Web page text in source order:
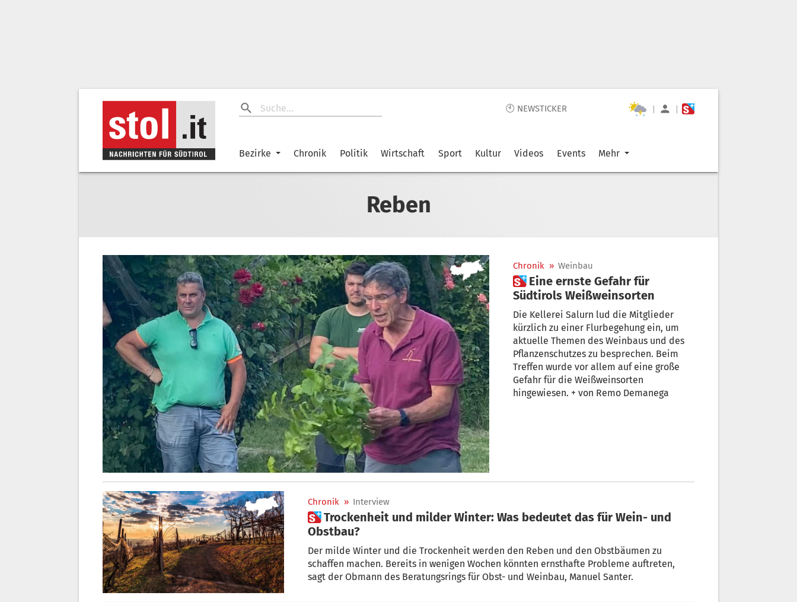
🕙 NEWSTICKER | |
Bezirke Chronik Politik Wirtschaft Sport Kultur Videos Events Mehr
Reben
Chronik » Weinbau
 Eine ernste Gefahr für
Südtirols Weißweinsorten
Die Kellerei Salurn lud die Mitglieder
kürzlich zu einer Flurbegehung ein, um
aktuelle Themen des Weinbaus und des
Pflanzenschutzes zu besprechen. Beim
Treffen wurde vor allem auf eine große
Gefahr für die Weißweinsorten
hingewiesen. + von Remo Demanega
Chronik » Interview
 Trockenheit und milder Winter: Was bedeutet das für Wein- und
Obstbau?
Der milde Winter und die Trockenheit werden den Reben und den Obstbäumen zu
schaffen machen. Bereits in wenigen Wochen könnten ernsthafte Probleme auftreten,
sagt der Obmann des Beratungsrings für Obst- und Weinbau, Manuel Santer.